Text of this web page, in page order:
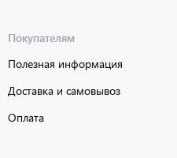
Покупателям
Полезная информация
Доставка и самовывоз
Оплата